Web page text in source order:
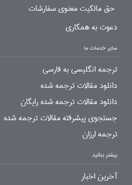
حق مالکیت معنوی سفارشات
دعوت به همکاری
سایر خدمات ما
ترجمه انگلیسی به فارسی
دانلود مقالات ترجمه شده
دانلود مقالات ترجمه شده رایگان
جستجوی پیشرفته مقالات ترجمه شده
ترجمه ارزان
بیشتر بدانید
آخرین اخبار